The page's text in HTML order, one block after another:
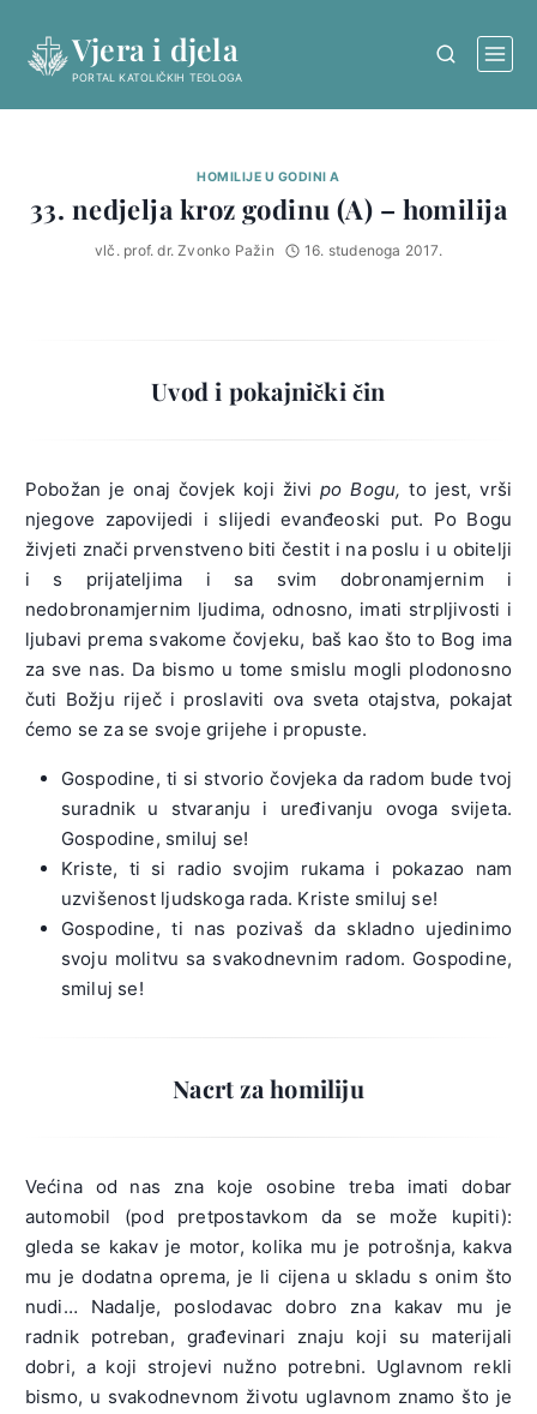
content
Vjera i djela
PORTAL KATOLIČKIH TEOLOGA
HOMILIJE U GODINI A
33. nedjelja kroz godinu (A) – homilija
vlč. prof. dr. Zvonko Pažin 16. studenoga 2017.
Uvod i pokajnički čin
Pobožan je onaj čovjek koji živipo Bogu,to jest, vrši
njegove zapovijedi i slijedi evanđeoski put. Po Bogu
živjeti znači prvenstveno biti čestit i na poslu i u obitelji
i s prijateljima i sa svim dobronamjernim i
nedobronamjernim ljudima, odnosno, imati strpljivosti i
ljubavi prema svakome čovjeku, baš kao što to Bog ima
za sve nas. Da bismo u tome smislu mogli plodonosno
čuti Božju riječ i proslaviti ova sveta otajstva, pokajat
ćemo se za se svoje grijehe i propuste.
Gospodine, ti si stvorio čovjeka da radom bude tvoj
suradnik u stvaranju i uređivanju ovoga svijeta.
Gospodine, smiluj se!
Kriste, ti si radio svojim rukama i pokazao nam
uzvišenost ljudskoga rada. Kriste smiluj se!
Gospodine, ti nas pozivaš da skladno ujedinimo
svoju molitvu sa svakodnevnim radom. Gospodine,
smiluj se!
Nacrt za homiliju
Većina od nas zna koje osobine treba imati dobar
automobil (pod pretpostavkom da se može kupiti):
gleda se kakav je motor, kolika mu je potrošnja, kakva
mu je dodatna oprema, je li cijena u skladu s onim što
nudi… Nadalje, poslodavac dobro zna kakav mu je
radnik potreban, građevinari znaju koji su materijali
dobri, a koji strojevi nužno potrebni. Uglavnom rekli
bismo, u svakodnevnom životu uglavnom znamo što je